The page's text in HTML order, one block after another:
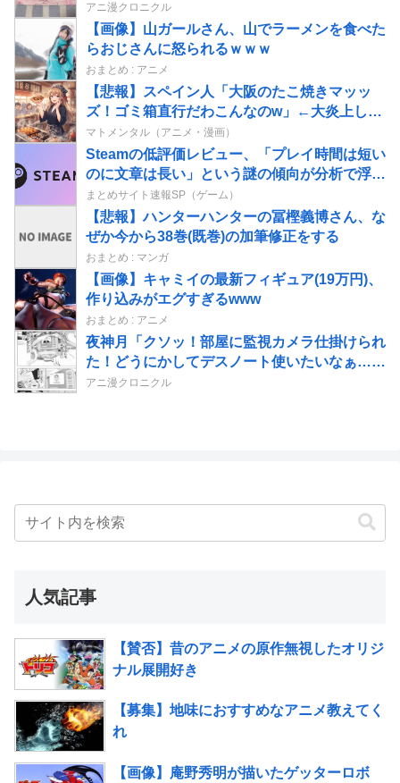
アニ漫クロニクル
【画像】山ガールさん、山でラーメンを食べた
らおじさんに怒られるｗｗｗ
おまとめ : アニメ
【悲報】スペイン人「大阪のたこ焼きマッッ
ズ！ゴミ箱直行だわこんなのw」←大炎上して
しまう
マトメンタル（アニメ・漫画）
Steamの低評価レビュー、「プレイ時間は短い
のに文章は長い」という謎の傾向が分析で浮き
彫りに
まとめサイト速報SP（ゲーム）
【悲報】ハンターハンターの冨樫義博さん、な
ぜか今から38巻(既巻)の加筆修正をする
おまとめ : マンガ
【画像】キャミイの最新フィギュア(19万円)、
作り込みがエグすぎるwww
おまとめ : アニメ
夜神月「クソッ！部屋に監視カメラ仕掛けられ
た！どうにかしてデスノート使いたいなぁ…せ
や！」→結果
アニ漫クロニクル
人気記事
【賛否】昔のアニメの原作無視したオリジ
ナル展開好き
【募集】地味におすすめなアニメ教えてく
れ
【画像】庵野秀明が描いたゲッターロボ